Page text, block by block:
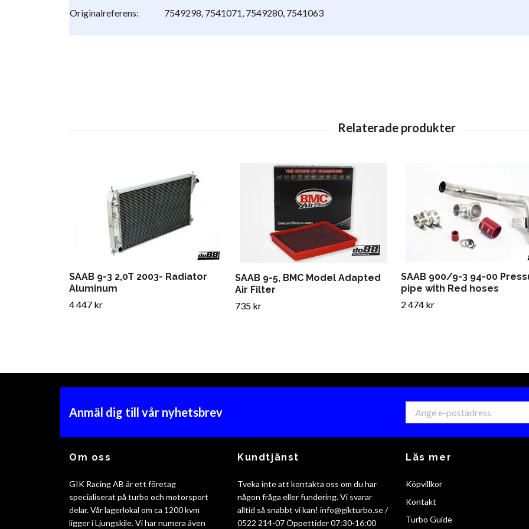
Originalreferens: 7549298, 7541071, 7549280, 7541063
SAAB 9-3 2,0T 2003- Radiator
Aluminum
4 447 kr
SAAB 9-5, BMC Model Adapted
Air Filter
735 kr
SAAB 900/9-3 94-00
pipe with Red hoses
2 474 kr
Anmäl dig till vår nyhetsbrev
Om oss
GIK Racing AB är ett företag
specialiserat på turbo och motorsport
delar. Vår lagerlokal om ca 1200 kvm
ligger i Ljungskile. Vi har numera även
Kundtjänst
Tveka inte att kontakta oss om du har
någon fråga eller fundering. Vi svarar
alltid så snabbt vi kan! info@gikturbo.se/
0522 214-07 Öppettider 07:30-16:00
Läs mer
Köpvillkor
Kontakt
Turbo Guide